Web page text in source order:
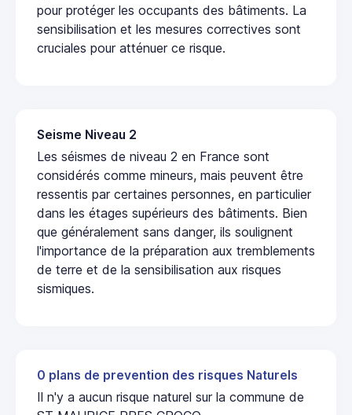
pour protéger les occupants des bâtiments. La
sensibilisation et les mesures correctives sont
cruciales pour atténuer ce risque.
Seisme Niveau 2
Les séismes de niveau 2 en France sont
considérés comme mineurs, mais peuvent être
ressentis par certaines personnes, en particulier
dans les étages supérieurs des bâtiments. Bien
que généralement sans danger, ils soulignent
l'importance de la préparation aux tremblements
de terre et de la sensibilisation aux risques
sismiques.
0 plans de prevention des risques Naturels
Il n'y a aucun risque naturel sur la commune de